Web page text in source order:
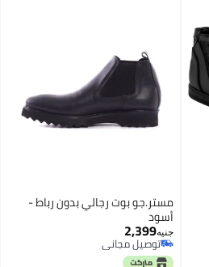
مستر.جو بوت رجالي بدون رباط -
أسود
جنيه2,399
توصيل مجاني
توصيل مجاني